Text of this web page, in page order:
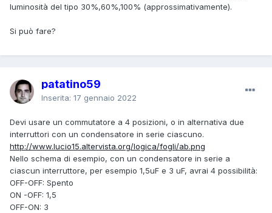
luminosità del tipo 30%,60%,100% (approssimativamente).
Si può fare?
patatino59
Inserita: 17 gennaio 2022
Devi usare un commutatore a 4 posizioni, o in alternativa due
interruttori con un condensatore in serie ciascuno.
http://www.lucio15.altervista.org/logica/fogli/ab.png
Nello schema di esempio, con un condensatore in serie a
ciascun interruttore, per esempio 1,5uF e 3 uF, avrai 4 possibilità:
OFF-OFF: Spento
ON -OFF: 1,5
OFF-ON: 3